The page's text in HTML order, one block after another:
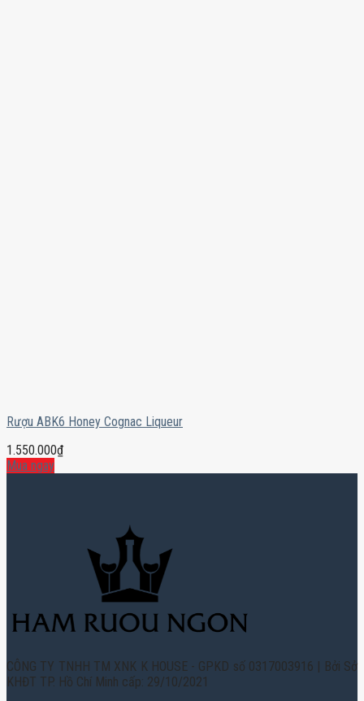
Rượu ABK6 Honey Cognac Liqueur
1.550.000₫
Mua ngay
CÔNG TY TNHH TM XNK K HOUSE - GPKD số 0317003916 | Bởi Sở
KHĐT TP. Hồ Chí Minh cấp: 29/10/2021